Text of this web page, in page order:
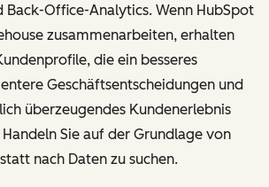
Back-Office-Analytics. Wenn HubSpot
zusammenarbeiten, erhalten
die ein besseres
Geschäftsentscheidungen und
überzeugendes Kundenerlebnis
Sie auf der Grundlage von
nach Daten zu suchen.